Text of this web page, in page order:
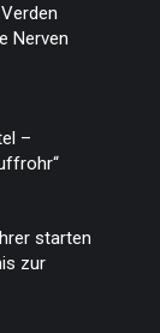
Nerven
–
starten
zur